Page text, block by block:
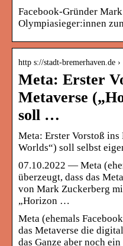
Facebook-Gründer
Olympiasieger:innen
http s://stadt-bremerhaven.de
Meta: Erster
Metaverse
soll …
Meta: Erster Vorstoß
Worlds“) soll selbst
07.10.2022 — Meta
überzeugt, dass das
von Mark Zuckerberg
„Horizon …
Meta (ehemals
das Metaverse die
das Ganze aber noch